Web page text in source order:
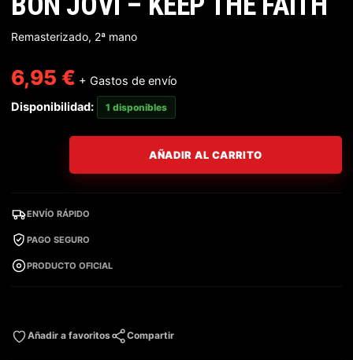
Remasterizado, 2ª mano
6,95 € + Gastos de envío
Disponibilidad:
1 disponibles
AÑADIR AL CARRITO
ENVÍO RÁPIDO
PAGO SEGURO
PRODUCTO OFICIAL
Añadir a favoritos Compartir